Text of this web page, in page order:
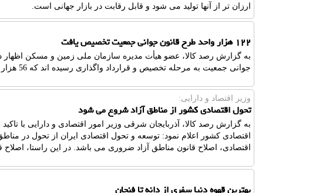
ارزان تر از آنها تولید می شود و قابل رقابت در بازار جهانی است.
۱۲۲ هزار واحد طرح قانون جوانی جمعیت تخصیص یافت
جوانی جمعیت به مرحله تخصیص و قرارداد واگذاری رسیده اند که 56 هزار واحد دارای قرارداد کامل هستند.
وزیر اقتصاد و دارایی:
تحول اقتصادی کشور از مناطق آزاد شروع می شود
به گزارش رصد کالا، آذربایجان شرقی وزیر امور اقتصادی و دارایی با
اقتصادی کشور اعلام نمود: توسعه و تحول اقتصادی ایران از تحول در
اقتصادی، اصلاح قانون مناطق آزاد ضروری می باشد. در این راستا، اصلاح